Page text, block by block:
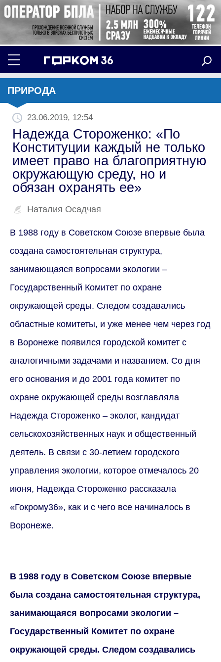
ПРИРОДА
23.06.2019, 12:54
Надежда Стороженко: «По
Конституции каждый не только
имеет право на благоприятную
окружающую среду, но и
обязан охранять ее»
Наталия Осадчая
В 1988 году в Советском Союзе впервые была
создана самостоятельная структура,
занимающаяся вопросами экологии –
Государственный Комитет по охране
окружающей среды. Следом создавались
областные комитеты, и уже менее чем через год
в Воронеже появился городской комитет с
аналогичными задачами и названием. Со дня
его основания и до 2001 года комитет по
охране окружающей среды возглавляла
Надежда Стороженко – эколог, кандидат
сельскохозяйственных наук и общественный
деятель. В связи с 30-летием городского
управления экологии, которое отмечалось 20
июня, Надежда Стороженко рассказала
«Гокрому36», как и с чего все начиналось в
Воронеже.
В 1988 году в Советском Союзе впервые
была создана самостоятельная структура,
занимающаяся вопросами экологии –
Государственный Комитет по охране
окружающей среды. Следом создавались